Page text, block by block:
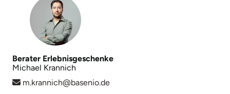
Berater Erlebnisgeschenke
Michael Krannich
m.krannich@basenio.de
Mettingen
Moers
Märkisch-Oderland
Mönchengladbach